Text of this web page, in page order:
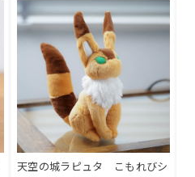
天空の城ラピュタ こもれびシ